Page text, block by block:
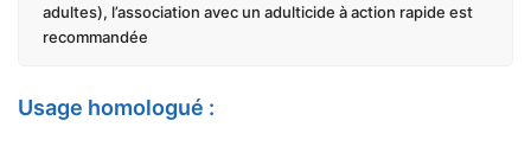
adultes), l’association avec un adulticide à action rapide est
recommandée
Usage homologué :